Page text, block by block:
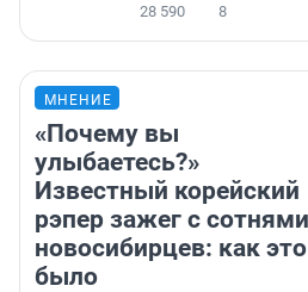
28 590 8
МНЕНИЕ
«Почему вы
улыбаетесь?»
Известный корейский
рэпер зажег с сотнями
новосибирцев: как это
было